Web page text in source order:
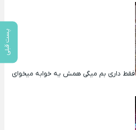
پست قبلی
فقط داری بم میگی همش یه خوابه میخوای